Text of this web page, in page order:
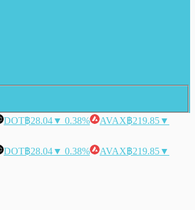
DOT฿28.04▼ 0.38% AVAX฿219.85▼
DOT฿28.04▼ 0.38% AVAX฿219.85▼